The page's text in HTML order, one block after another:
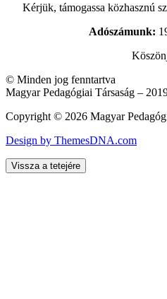
Kérjük, támogassa közhasznú
Adószámunk:
© Minden jog fenntartva
Magyar Pedagógiai Társaság –
Copyright © 2026 Magyar
Design by ThemesDNA.com
Vissza a tetejére